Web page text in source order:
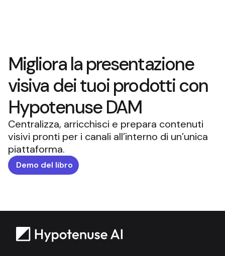
Migliora la presentazione
visiva dei tuoi prodotti con
Hypotenuse DAM
Centralizza, arricchisci e prepara contenuti
visivi pronti per i canali all’interno di un’unica
piattaforma.
Demo del libro